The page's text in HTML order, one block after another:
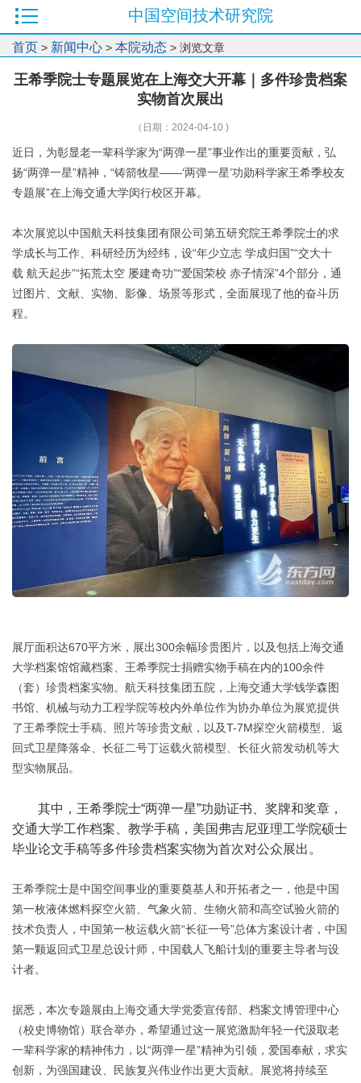
中国空间技术研究院
首页 > 新闻中心 > 本院动态 > 浏览文章
王希季院士专题展览在上海交大开幕｜多件珍贵档案
实物首次展出
（日期：2024-04-10 )
近日，为彰显老一辈科学家为“两弹一星”事业作出的重要贡献，弘
扬“两弹一星”精神，“铸箭牧星——‘两弹一星’功勋科学家王希季校友
专题展”在上海交通大学闵行校区开幕。
本次展览以中国航天科技集团有限公司第五研究院王希季院士的求
学成长与工作、科研经历为经纬，设“年少立志 学成归国”“交大十
载 航天起步”“拓荒太空 屡建奇功”“爱国荣校 赤子情深”4个部分，通
过图片、文献、实物、影像、场景等形式，全面展现了他的奋斗历
程。
展厅面积达670平方米，展出300余幅珍贵图片，以及包括上海交通
大学档案馆馆藏档案、王希季院士捐赠实物手稿在内的100余件
（套）珍贵档案实物。航天科技集团五院，上海交通大学钱学森图
书馆、机械与动力工程学院等校内外单位作为协办单位为展览提供
了王希季院士手稿、照片等珍贵文献，以及T-7M探空火箭模型、返
回式卫星降落伞、长征二号丁运载火箭模型、长征火箭发动机等大
型实物展品。
其中，王希季院士“两弹一星”功勋证书、奖牌和奖章，
交通大学工作档案、教学手稿，美国弗吉尼亚理工学院硕士
毕业论文手稿等多件珍贵档案实物为首次对公众展出。
王希季院士是中国空间事业的重要奠基人和开拓者之一，他是中国
第一枚液体燃料探空火箭、气象火箭、生物火箭和高空试验火箭的
技术负责人，中国第一枚运载火箭“长征一号”总体方案设计者，中国
第一颗返回式卫星总设计师，中国载人飞船计划的重要主导者与设
计者。
据悉，本次专题展由上海交通大学党委宣传部、档案文博管理中心
（校史博物馆）联合举办，希望通过这一展览激励年轻一代汲取老
一辈科学家的精神伟力，以“两弹一星”精神为引领，爱国奉献，求实
创新，为强国建设、民族复兴伟业作出更大贡献。展览将持续至